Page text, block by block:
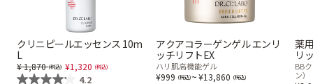
ベストコスメ受賞商品
クリニピールエッセンス 10m
L
Price reduced from
1,870to
1,320
4.2
アクアコラーゲンゲル エンリ
ッチリフトEX
ハリ肌高機能ゲル
999 ~ 13,860
薬
リ
BB
ン）